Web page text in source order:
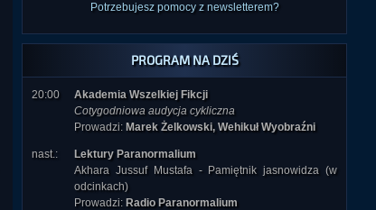
Potrzebujesz pomocy z newsletterem?
PROGRAM NA DZIŚ
20:00
Akademia Wszelkiej Fikcji
Cotygodniowa audycja cykliczna
Prowadzi: Marek Żelkowski, Wehikuł Wyobraźni
nast.:
Lektury Paranormalium
Akhara Jussuf Mustafa - Pamiętnik jasnowidza (w
odcinkach)
Prowadzi: Radio Paranormalium